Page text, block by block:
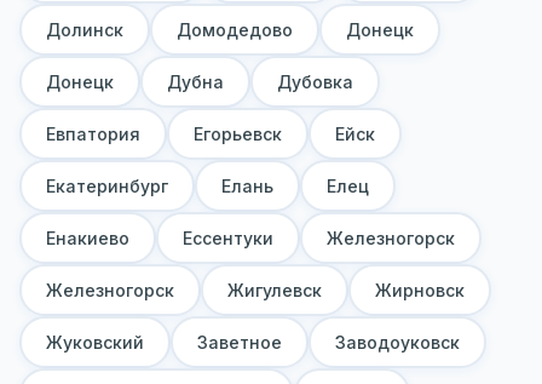
Долинск Домодедово Донецк
Донецк Дубна Дубовка
Евпатория Егорьевск Ейск
Екатеринбург Елань Елец
Енакиево Ессентуки Железногорск
Железногорск Жигулевск Жирновск
Жуковский Заветное Заводоуковск